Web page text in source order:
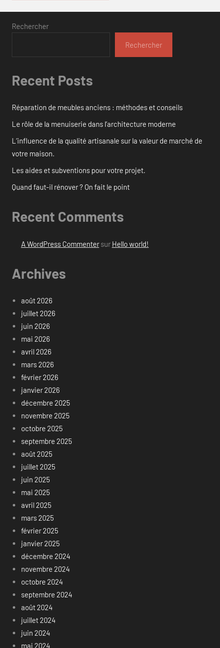
Rechercher
Rechercher
Recent Posts
Réparation de meubles anciens : méthodes et conseils
Le rôle de la menuiserie dans l’architecture moderne
L’influence de la qualité artisanale sur la valeur de marché de
votre maison.
Les aides et subventions pour votre projet.
Quand faut-il rénover ? On fait le point
Recent Comments
A WordPress Commentersur Hello world!
Archives
août 2026
juillet 2026
juin 2026
mai 2026
avril 2026
mars 2026
février 2026
janvier 2026
décembre 2025
novembre 2025
octobre 2025
septembre 2025
août 2025
juillet 2025
juin 2025
mai 2025
avril 2025
mars 2025
février 2025
janvier 2025
décembre 2024
novembre 2024
octobre 2024
septembre 2024
août 2024
juillet 2024
juin 2024
mai 2024